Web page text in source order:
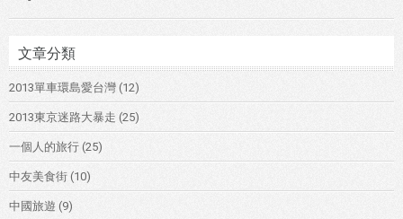
文章分類
2013單車環島愛台灣 (12)
2013東京迷路大暴走 (25)
一個人的旅行 (25)
中友美食街 (10)
中國旅遊 (9)